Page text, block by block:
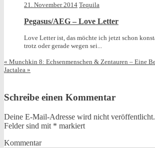
21. November 2014 Tequila
Pegasus/AEG – Love Letter
Love Letter ist, das möchte ich jetzt schon
trotz oder gerade wegen sei...
« Munchkin 8: Echsenmenschen & Zentauren – Eine
Jactalea »
Schreibe einen Kommentar
Deine E-Mail-Adresse wird nicht veröffentlicht.
Felder sind mit * markiert
Kommentar